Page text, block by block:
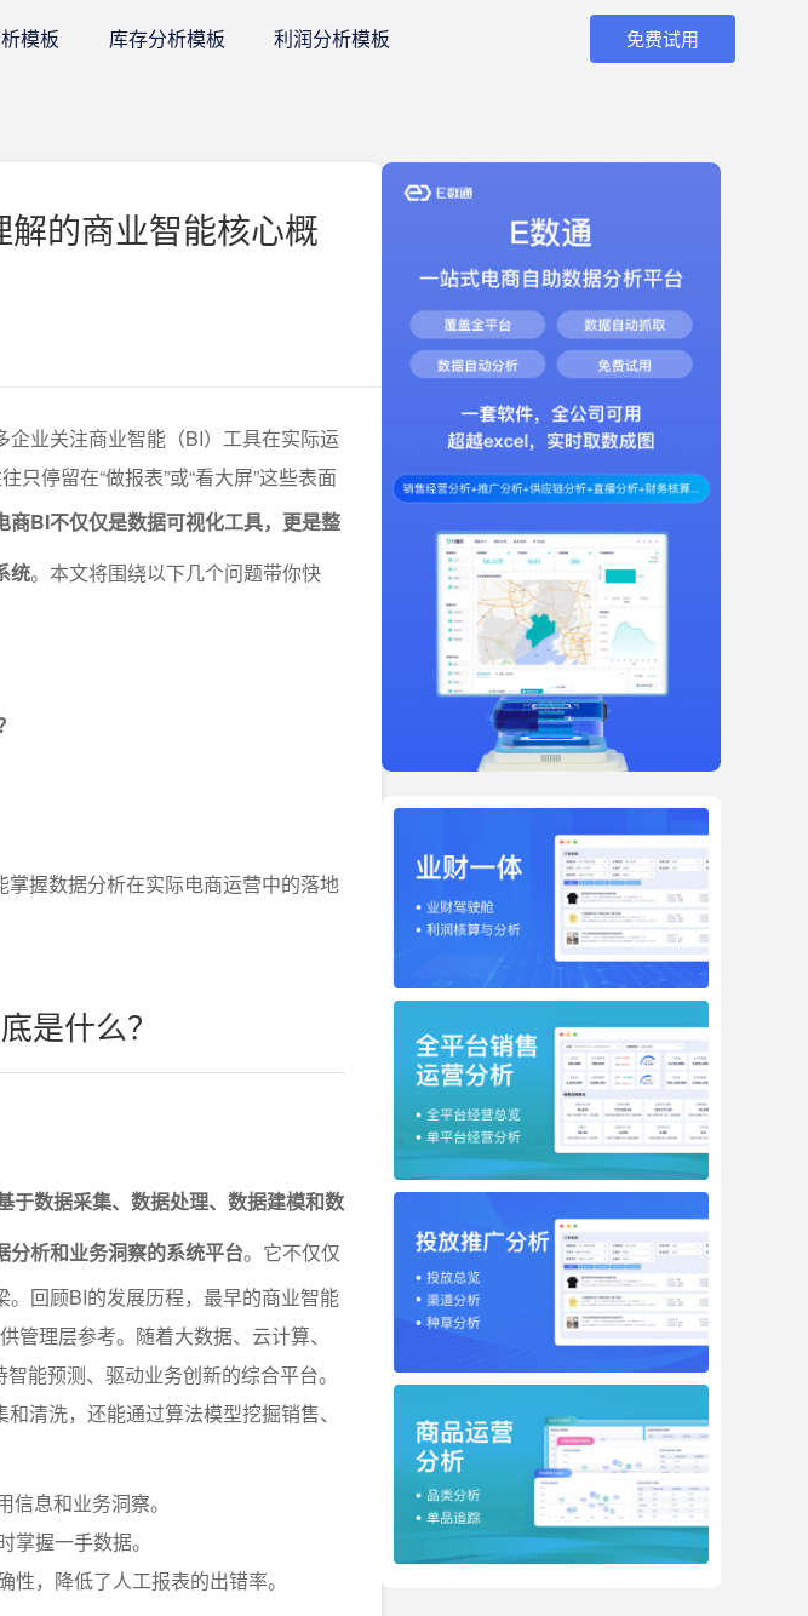
模板 库存分析模板 利润分析模板 免费试用
的商业智能核心概
业关注商业智能（BI）工具在实际运
只停留在“做报表”或“看大屏”这些表面
商BI不仅仅是数据可视化工具，更是整
统。本文将围绕以下几个问题带你快
握数据分析在实际电商运营中的落地
是什么？
数据采集、数据处理、数据建模和数
分析和业务洞察的系统平台。它不仅仅
回顾BI的发展历程，最早的商业智能
理层参考。随着大数据、云计算、
能预测、驱动业务创新的综合平台。
清洗，还能通过算法模型挖掘销售、
息和业务洞察。
握一手数据。
，降低了人工报表的出错率。